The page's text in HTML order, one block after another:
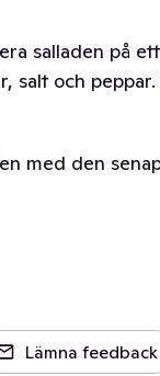
salladen på
salt och
med den
Lämna feedback